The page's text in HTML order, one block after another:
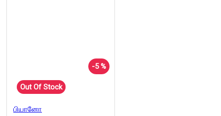
-5 %
Out Of Stock
பியானோ